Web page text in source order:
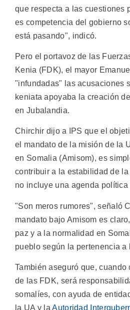
que respecta a las cuestiones
es competencia del gobierno
está pasando", indicó.
Pero el portavoz de las
Kenia (FDK), el mayor
"infundadas" las acusaciones
keniata apoyaba la creación
en Jubalandia.
Chirchir dijo a IPS que el
el mandato de la misión de la
en Somalia (Amisom), es
contribuir a la estabilidad de
no incluye una agenda
"Son meros rumores", señaló
mandato bajo Amisom es
paz y a la normalidad en
pueblo según la pertenencia
También aseguró que,
de las FDK, será
somalíes, con ayuda de
la UA y laAutoridad